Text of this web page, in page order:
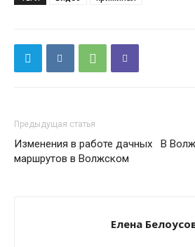
Предыдущая статья
Изменения в работе дачных
маршрутов в Волжском
В
Елена